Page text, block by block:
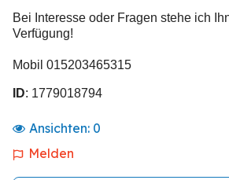
Bei Interesse oder Fragen stehe ich
Verfügung!
Mobil 015203465315
ID: 1779018794
Ansichten: 0
Melden